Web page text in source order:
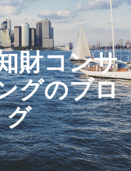
財コンサ
グのブロ
グ
た知財戦略の策定方法
、新たな発明を創出する方法